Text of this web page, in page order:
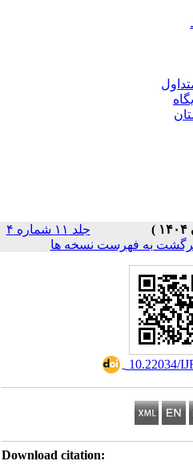
جلد ۱۱ شماره ۴
به فهرست نسخه ها
10.22034/
Download citation: